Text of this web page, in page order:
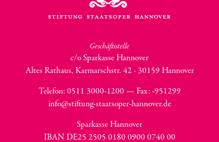
Geschäftsstelle
c/o Sparkasse Hannover
Altes Rathaus, Karmarschstr. 42 · 30159 Hannover
Telefon: 0511 3000-1200 — Fax: -951299
info@stiftung-staatsoper-hannover.de
Sparkasse Hannover
IBAN DE25 2505 0180 0900 0740 00